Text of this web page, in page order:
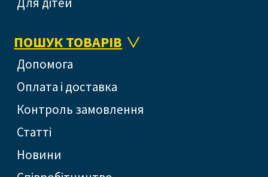
ПОШУК ТОВАРІВ
допомога
оплата і доставка
контроль замовлення
статті
новини